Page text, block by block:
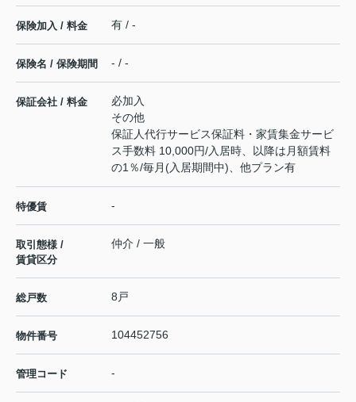
保険加入 / 料金 有 / -
保険名 / 保険期間 - / -
保証会社 / 料金
必加入
その他
保証人代行サービス保証料・家賃集金サービ
ス手数料 10,000円/入居時、以降は月額賃料
の1％/毎月(入居期間中)、他プラン有
特優賃 -
取引態様 /
賃貸区分
仲介 / 一般
総戸数 8戸
物件番号 104452756
管理コード -